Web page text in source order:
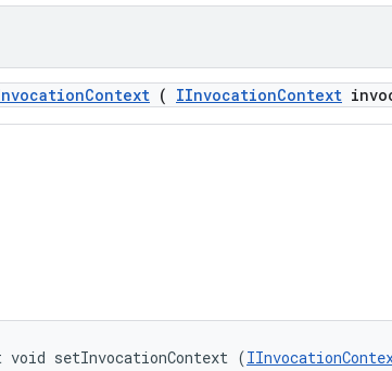
Context ( IInvocationContext
setInvocationContext (